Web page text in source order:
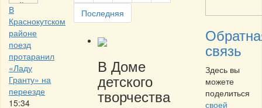
В
Краснокутском
районе
поезд
протаранил
«Ладу
Гранту» на
переезде
15:34
Последняя
В Доме
детского
творчества
связь
Здесь вы
можете
поделиться
своей